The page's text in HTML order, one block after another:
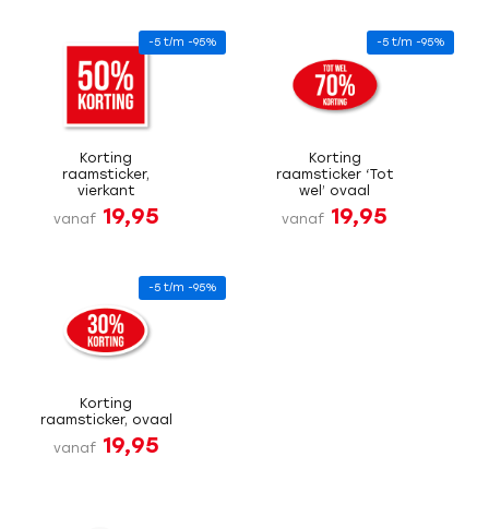
-5 t/m -95%
Korting
raamsticker,
vierkant
vanaf 19,95
-5 t/m -95%
Korting
raamsticker ‘Tot
wel’ ovaal
vanaf 19,95
-5 t/m -95%
Korting
raamsticker, ovaal
vanaf 19,95